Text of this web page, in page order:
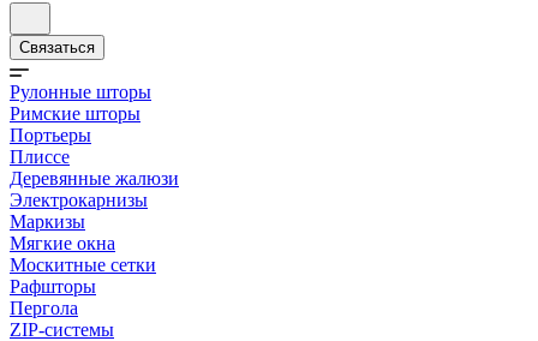
Связаться
Рулонные шторы
Римские шторы
Портьеры
Плиссе
Деревянные жалюзи
Электрокарнизы
Маркизы
Мягкие окна
Москитные сетки
Рафшторы
Пергола
ZIP-системы